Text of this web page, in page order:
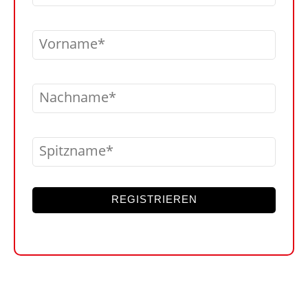
Vorname
Nachname
Spitzname
REGISTRIEREN